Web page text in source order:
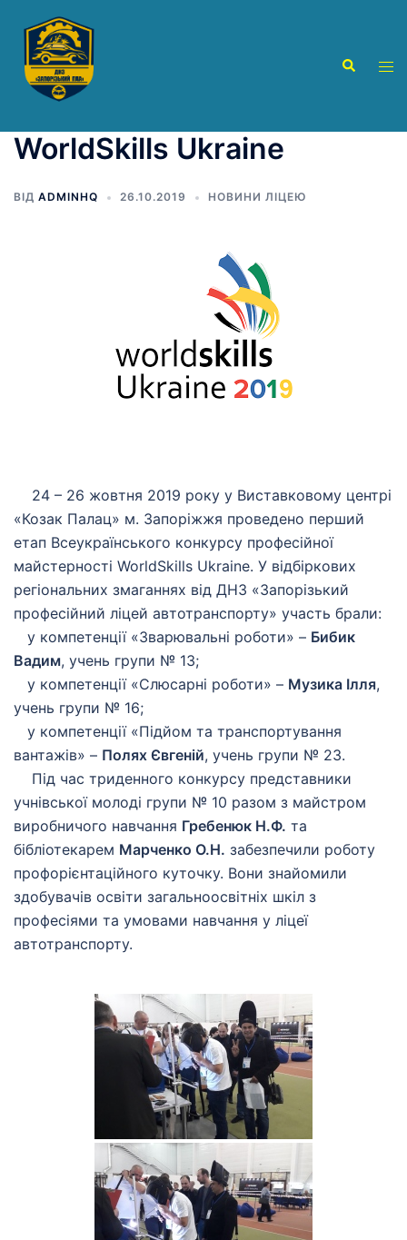
вмісту
Пошук
WorldSkills Ukraine
ВІД ADMINHQ 26.10.2019 НОВИНИ ЛІЦЕЮ
24 – 26 жовтня 2019 року у Виставковому центрі
«Козак Палац» м. Запоріжжя проведено перший
етап Всеукраїнського конкурсу професійної
майстерності WorldSkills Ukraine. У відбіркових
регіональних змаганнях від ДНЗ «Запорізький
професійний ліцей автотранспорту» участь брали:
у компетенції «Зварювальні роботи» – Бибик
Вадим, учень групи № 13;
у компетенції «Слюсарні роботи» – Музика Ілля,
учень групи № 16;
у компетенції «Підйом та транспортування
вантажів» – Полях Євгеній, учень групи № 23.
Під час триденного конкурсу представники
учнівської молоді групи № 10 разом з майстром
виробничого навчання Гребенюк Н.Ф. та
бібліотекарем Марченко О.Н. забезпечили роботу
профорієнтаційного куточку. Вони знайомили
здобувачів освіти загальноосвітніх шкіл з
професіями та умовами навчання у ліцеї
автотранспорту.